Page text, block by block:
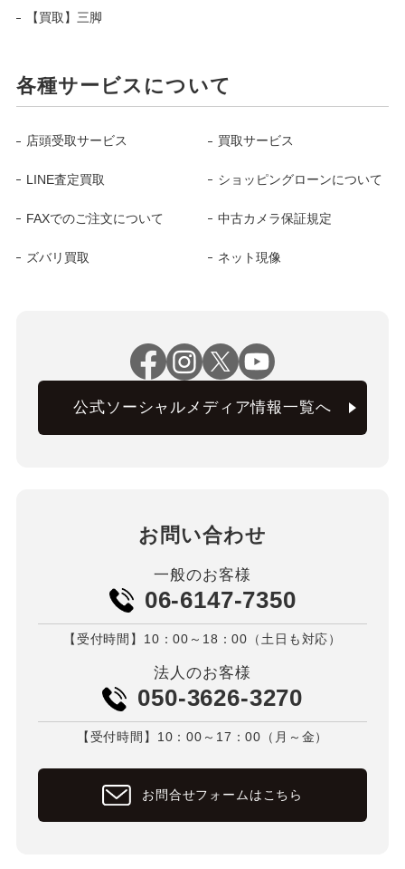
【買取】三脚
各種サービスについて
店頭受取サービス 買取サービス
LINE査定買取 ショッピングローンについて
FAXでのご注文について 中古カメラ保証規定
ズバリ買取 ネット現像
公式ソーシャルメディア情報一覧へ
お問い合わせ
一般のお客様
06-6147-7350
【受付時間】10：00～18：00（土日も対応）
法人のお客様
050-3626-3270
【受付時間】10：00～17：00（月～金）
お問合せフォームはこちら